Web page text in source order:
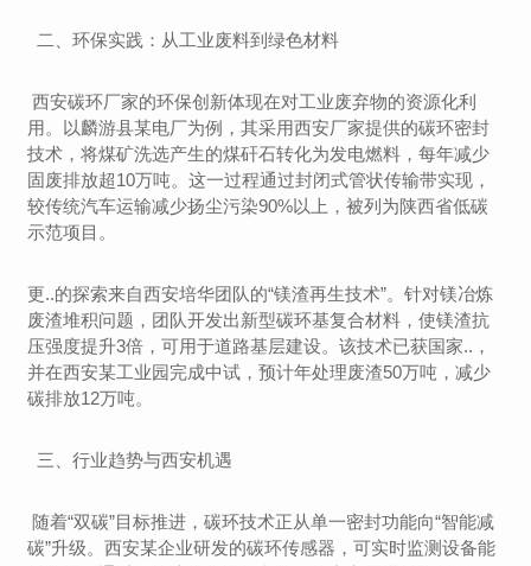
二、环保实践：从工业废料到绿色材料
西安碳环厂家的环保创新体现在对工业废弃物的资源化利
用。以麟游县某电厂为例，其采用西安厂家提供的碳环密封
技术，将煤矿洗选产生的煤矸石转化为发电燃料，每年减少
固废排放超10万吨。这一过程通过封闭式管状传输带实现，
较传统汽车运输减少扬尘污染90%以上，被列为陕西省低碳
示范项目。
更..的探索来自西安培华团队的“镁渣再生技术”。针对镁冶炼
废渣堆积问题，团队开发出新型碳环基复合材料，使镁渣抗
压强度提升3倍，可用于道路基层建设。该技术已获国家..，
并在西安某工业园完成中试，预计年处理废渣50万吨，减少
碳排放12万吨。
三、行业趋势与西安机遇
随着“双碳”目标推进，碳环技术正从单一密封功能向“智能减
碳”升级。西安某企业研发的碳环传感器，可实时监测设备能